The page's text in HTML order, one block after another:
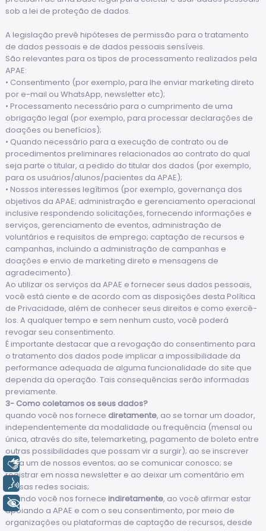
sob a lei de proteção de dados.
A legislação prevê hipóteses de permissão para o tratamento
de dados pessoais e de dados pessoais sensíveis.
São relevantes para os tipos de processamento realizados pela
APAE:
• Consentimento (por exemplo, para lhe enviar marketing direto
por e-mail ou WhatsApp, newsletter etc);
• Processamento necessário para o cumprimento de uma
obrigação legal (por exemplo, para processar declarações de
doações ou benefícios);
• Quando necessário para a execução de contrato ou de
procedimentos preliminares relacionados ao contrato do qual
seja parte o titular, a pedido do titular dos dados (por exemplo,
para os usuários/alunos/pacientes da APAE);
• Nossos interesses legítimos (por exemplo, governança dos
objetivos da APAE; administração e gerenciamento operacional
inclusive respondendo solicitações, fornecendo informações e
serviços, gerenciamento de eventos, administração de
voluntários e requisitos de emprego; captação de recursos e
campanhas, incluindo a administração de campanhas e
doações e envio de marketing direto e mensagens de
agradecimento).
Ao utilizar os serviços da APAE e fornecer seus dados pessoais,
você está ciente e de acordo com as disposições desta Política
de Privacidade, além de conhecer seus direitos e como exercê-
los. A qualquer tempo e sem nenhum custo, você poderá
revogar seu consentimento.
É importante destacar que a revogação do consentimento para
o tratamento dos dados pode implicar a impossibilidade da
performance adequada de alguma funcionalidade do site que
dependa da operação. Tais consequências serão informadas
previamente.
3- Como coletamos os seus dados?
quando você nos fornece diretamente, ao se tornar um doador,
independentemente da modalidade ou frequência (mensal ou
única, através do site, telemarketing, pagamento de boleto entre
outras possibilidades que possam vir a surgir); ao se inscrever
para um de nossos eventos; ao se comunicar conosco; se
registrar em nossa newsletter e ao deixar um comentário em
nossas redes sociais;
quando você nos fornece indiretamente, ao você afirmar estar
apoiando a APAE e com o seu consentimento, por meio de
organizações ou plataformas de captação de recursos, desde
Libras
Voz
+ Acessibilidade